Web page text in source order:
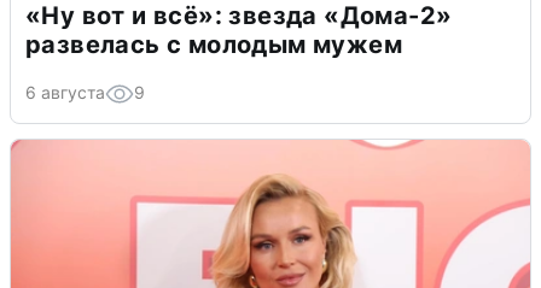
«Ну вот и всё»: звезда «Дома-2»
развелась с молодым мужем
6 августа 9